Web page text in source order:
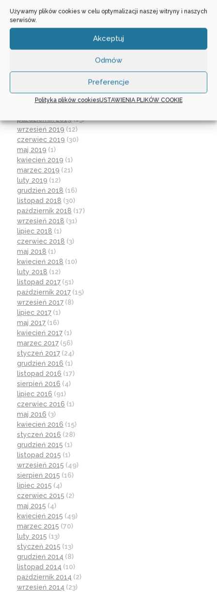
Używamy plików cookies w celu optymalizacji naszej witryny i naszych
serwisów.
Akceptuj
Odmów
Preferencje
Polityka plików cookiesUSTAWIENIA PLIKÓW COOKIE
sierpień 2021
(4)
lipiec 2021
czerwiec 2021(27)
czerwiec 2020(19)
grudzień 2019(18)
październik 2019(15)
wrzesień 2019 (12)
czerwiec 2019 (30)
maj 2019 (1)
kwiecień 2019 (1)
marzec 2019 (21)
luty 2019 (12)
grudzień 2018 (16)
listopad 2018 (30)
październik 2018 (17)
wrzesień 2018 (31)
lipiec 2018 (1)
czerwiec 2018 (3)
maj 2018 (1)
kwiecień 2018 (10)
luty 2018 (12)
listopad 2017 (51)
październik 2017 (15)
wrzesień 2017 (8)
lipiec 2017 (1)
maj 2017 (16)
kwiecień 2017 (1)
marzec 2017 (56)
styczeń 2017 (24)
grudzień 2016 (1)
listopad 2016 (17)
sierpień 2016 (4)
lipiec 2016 (91)
czerwiec 2016 (1)
maj 2016 (3)
kwiecień 2016 (15)
styczeń 2016 (28)
grudzień 2015 (1)
listopad 2015 (1)
wrzesień 2015 (49)
sierpień 2015 (16)
lipiec 2015 (4)
czerwiec 2015 (2)
maj 2015 (4)
kwiecień 2015 (49)
marzec 2015 (70)
luty 2015 (13)
styczeń 2015 (13)
grudzień 2014 (8)
listopad 2014 (10)
październik 2014 (2)
wrzesień 2014 (23)